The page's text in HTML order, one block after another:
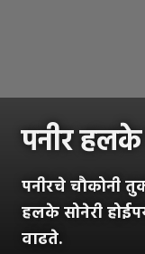
पनीर हलके
पनीरचे चौकोनी
हलके सोनेरी
वाढते.